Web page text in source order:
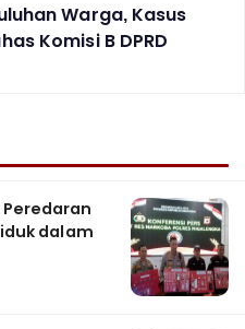
Warga, Kasus
Komisi B DPRD
dalam